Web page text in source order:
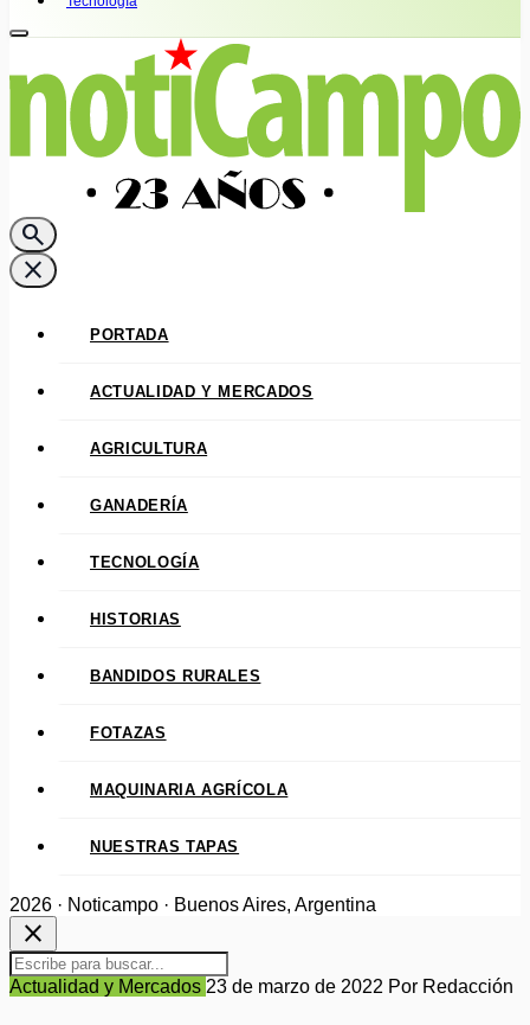
search
close
PORTADA
ACTUALIDAD Y MERCADOS
AGRICULTURA
GANADERÍA
TECNOLOGÍA
HISTORIAS
BANDIDOS RURALES
FOTAZAS
MAQUINARIA AGRÍCOLA
NUESTRAS TAPAS
2026 · Noticampo · Buenos Aires, Argentina
close
Actualidad y Mercados 23 de marzo de 2022 Por Redacción